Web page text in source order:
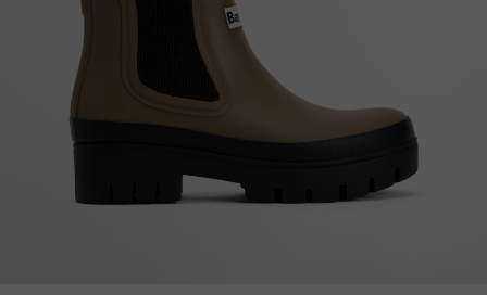
BROEKEN
HANDSCHOENEN